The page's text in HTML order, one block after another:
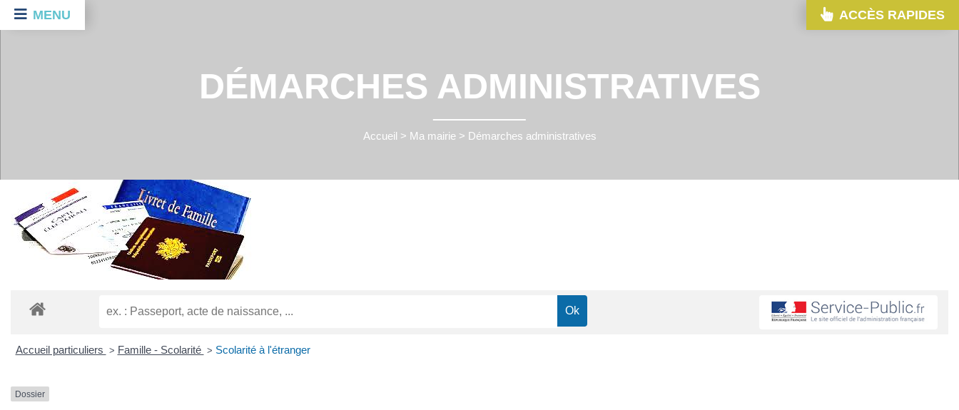
MENU
DÉMARCHES ADMINISTRATIVES
Accueil > Ma mairie> Démarches administratives
Accueil particuliers > Famille - Scolarité > Scolarité à l'étranger
Dossier
ACCÈS RAPIDES